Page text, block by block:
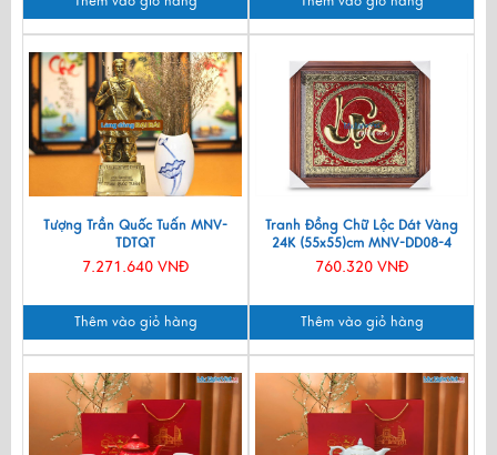
Tượng Trần Quốc Tuấn MNV-
TDTQT
7.271.640 VNĐ
Thêm vào giỏ hàng
Tranh Đồng Chữ Lộc Dát Vàng
24K (55x55)cm MNV-DD08-4
760.320 VNĐ
Thêm vào giỏ hàng